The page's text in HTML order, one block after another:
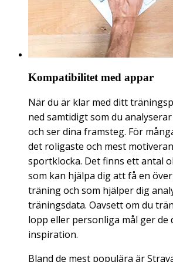
Kompatibilitet med appar
När du är klar med ditt
ned samtidigt som du
och ser dina framsteg. För
det roligaste och mest
sportklocka. Det finns ett antal
som kan hjälpa dig att få en
träning och som hjälper dig
träningsdata. Oavsett om du
lopp eller personliga mål ger
inspiration.
Bland de mest populära är